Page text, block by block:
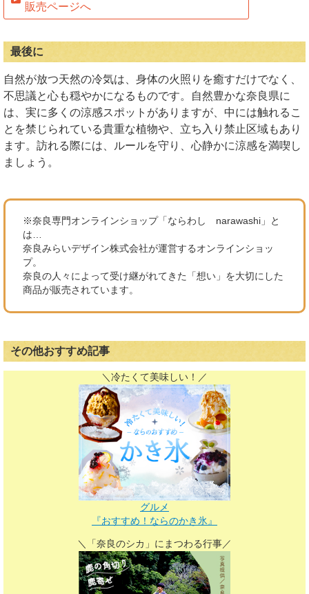
販売ページへ
最後に
自然が放つ天然の冷気は、身体の火照りを癒すだけでなく、
不思議と心も穏やかになるものです。自然豊かな奈良県に
は、実に多くの涼感スポットがありますが、中には触れるこ
とを禁じられている貴重な植物や、立ち入り禁止区域もあり
ます。訪れる際には、ルールを守り、心静かに涼感を満喫し
ましょう。
※奈良専門オンラインショップ「ならわし narawashi」と
は…
奈良みらいデザイン株式会社が運営するオンラインショッ
プ。
奈良の人々によって受け継がれてきた「想い」を大切にした
商品が販売されています。
その他おすすめ記事
＼冷たくて美味しい！／
グルメ
『おすすめ！ならのかき氷』
＼「奈良のシカ」にまつわる行事／